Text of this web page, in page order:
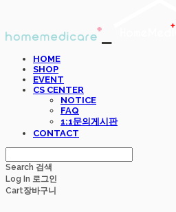
HOME
SHOP
EVENT
CS CENTER
NOTICE
FAQ
1:1문의게시판
CONTACT
Search 검색
Log In 로그인
Cart장바구니